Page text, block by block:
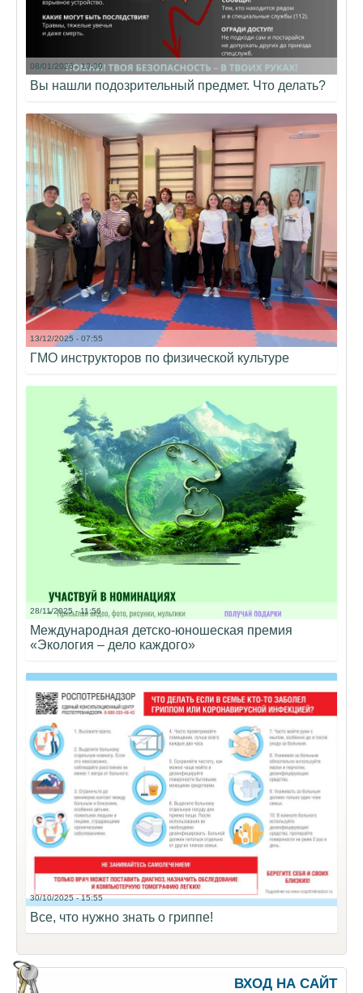
08/01/2026 - 10:09
Вы нашли подозрительный предмет. Что делать?
13/12/2025 - 07:55
ГМО инструкторов по физической культуре
28/11/2025 - 11:56
Международная детско-юношеская премия
«Экология – дело каждого»
30/10/2025 - 15:55
Все, что нужно знать о гриппе!
ВХОД НА САЙТ